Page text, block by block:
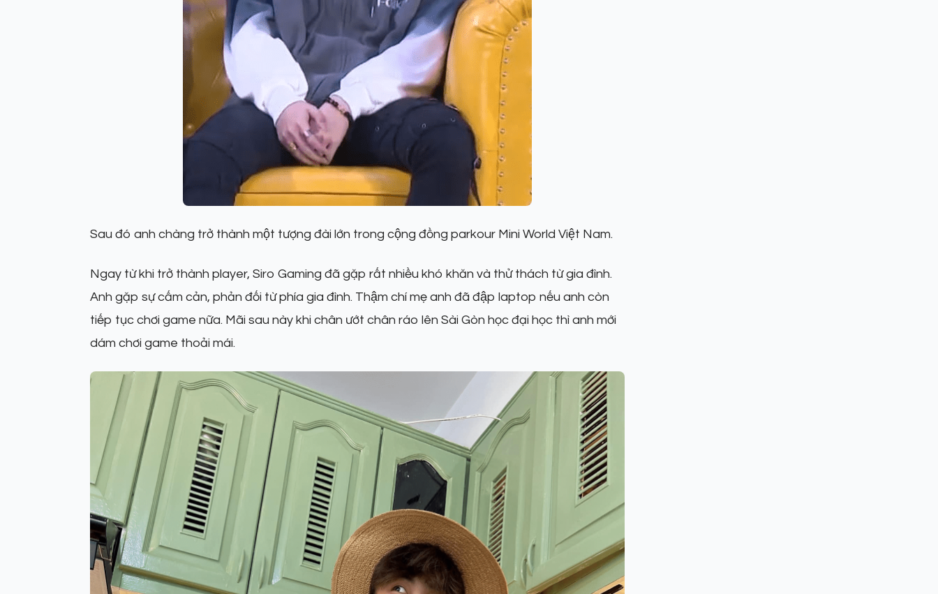
Sau đó anh chàng trở thành một tượng đài lớn trong cộng đồng parkour Mini World Việt Nam.
Ngay từ khi trở thành player, Siro Gaming đã gặp rất nhiều khó khăn và thử thách từ gia đình.
Anh gặp sự cấm cản, phản đối từ phía gia đình. Thậm chí mẹ anh đã đập laptop nếu anh còn
tiếp tục chơi game nữa. Mãi sau này khi chân ướt chân ráo lên Sài Gòn học đại học thì anh mới
dám chơi game thoải mái.